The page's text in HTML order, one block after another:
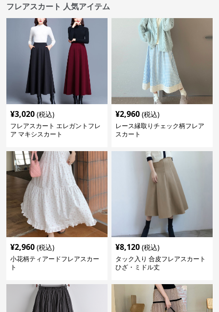
フレアスカート 人気アイテム
¥3,020 (税込)
フレアスカート エレガントフレ
ア マキシスカート
¥2,960 (税込)
レース縁取りチェック柄フレア
スカート
¥2,960 (税込)
小花柄ティアードフレアスカー
ト
¥8,120 (税込)
タック入り 合皮フレアスカート
ひざ・ミドル丈